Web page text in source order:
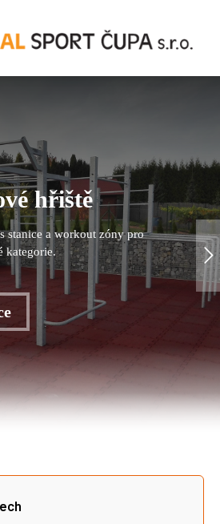
hřiště
stanice a workout zóny pro
kategorie.